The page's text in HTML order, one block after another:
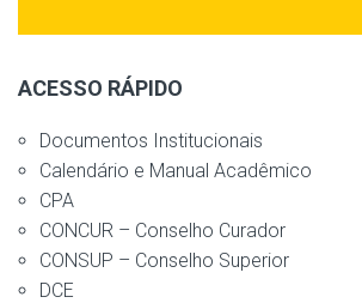
ACESSO RÁPIDO
Documentos Institucionais
Calendário e Manual Acadêmico
CPA
CONCUR – Conselho Curador
CONSUP – Conselho Superior
DCE